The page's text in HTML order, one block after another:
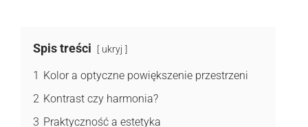
Spis treści ukryj
1 Kolor a optyczne powiększenie przestrzeni
2 Kontrast czy harmonia?
3 Praktyczność a estetyka